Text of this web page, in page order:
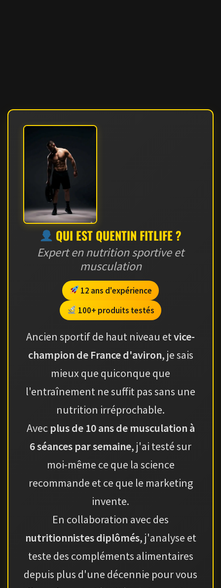
QUI EST QUENTIN FITLIFE ?
Expert en nutrition sportive et
musculation
12 ans d'expérience
100+ produits testés
Ancien sportif de haut niveau etvice-
champion de France d'aviron, je sais
mieux que quiconque que
l'entraînement ne suffit pas sans une
nutrition irréprochable.
Avec plus de 10 ans de musculation à
6 séances par semaine, j'ai testé sur
moi-même ce que la science
recommande et ce que le marketing
invente.
En collaboration avec des
nutritionnistes diplômés, j'analyse et
teste des compléments alimentaires
depuis plus d'une décennie pour vous